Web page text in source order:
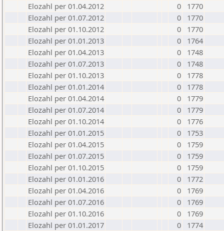
Elozahl per 01.04.2012
0
1770
Elozahl per 01.07.2012
0
1770
Elozahl per 01.10.2012
0
1770
Elozahl per 01.01.2013
0
1764
Elozahl per 01.04.2013
0
1748
Elozahl per 01.07.2013
0
1748
Elozahl per 01.10.2013
0
1778
Elozahl per 01.01.2014
0
1778
Elozahl per 01.04.2014
0
1779
Elozahl per 01.07.2014
0
1779
Elozahl per 01.10.2014
0
1776
Elozahl per 01.01.2015
0
1753
Elozahl per 01.04.2015
0
1759
Elozahl per 01.07.2015
0
1759
Elozahl per 01.10.2015
0
1759
Elozahl per 01.01.2016
0
1772
Elozahl per 01.04.2016
0
1769
Elozahl per 01.07.2016
0
1769
Elozahl per 01.10.2016
0
1769
Elozahl per 01.01.2017
0
1774